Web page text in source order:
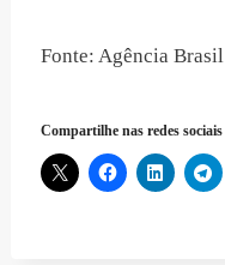
Fonte: Agência Brasil
Compartilhe nas redes sociais